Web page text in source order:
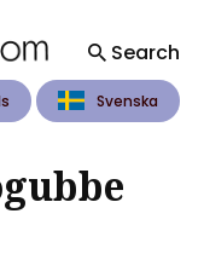
Search
Svenska